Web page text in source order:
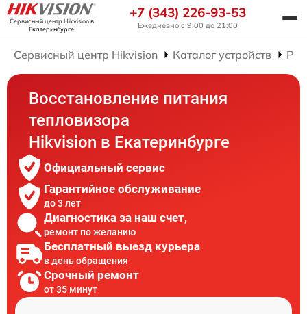
Сервисный центр Hikvisionв
Екатеринбурге
+7 (343) 226-93-53
Ежедневно с 9:00 до 21:00
Сервисный центр Hikvision Каталог устройств
Восстановление питания
тепловизора
Hikvision в Екатеринбурге
Официальный сервис
Гарантийное обслуживание
до 3 лет
Диагностика за наш счет,
ремонт по желанию
Бесплатный выезд курьера
в день обращения
Срочный ремонт
от 35 минут